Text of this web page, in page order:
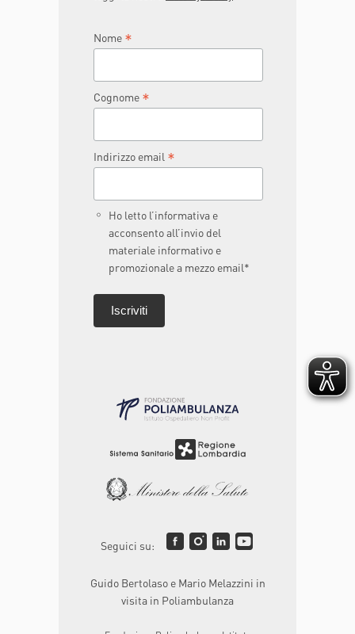
Nome *
Cognome *
Indirizzo email *
Ho letto l’informativa e
acconsento all’invio del
materiale informativo e
promozionale a mezzo email*
Seguici su:
Guido Bertolaso e Mario Melazzini in
visita in Poliambulanza